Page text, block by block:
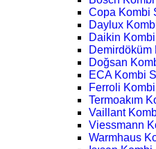
Copa Kombi
Daylux
Daikin
Demirdöküm
Doğsan
ECA Kombi
Ferroli
Termoakım
Vaillant
Viessmann
Warmhaus